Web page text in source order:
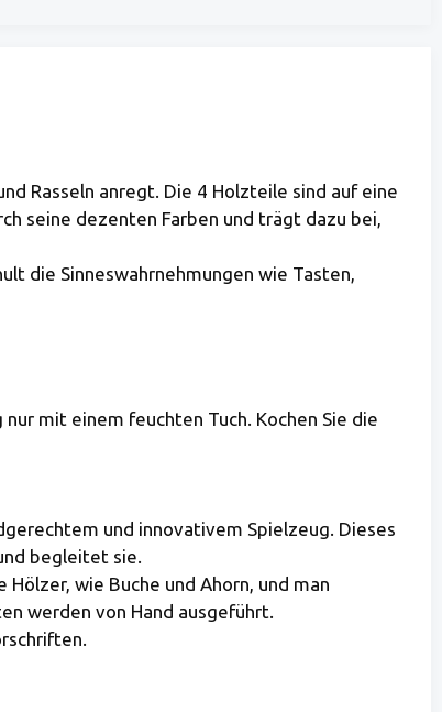
Rasseln anregt. Die 4 Holzteile sind auf eine
seine dezenten Farben und trägt dazu bei,
die Sinneswahrnehmungen wie Tasten,
mit einem feuchten Tuch. Kochen Sie die
und innovativem Spielzeug. Dieses
begleitet sie.
wie Buche und Ahorn, und man
werden von Hand ausgeführt.